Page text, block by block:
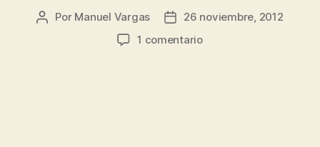
Autor
Por Manuel Vargas
Fecha
de
26 noviembre, 2012
1 comentarioen